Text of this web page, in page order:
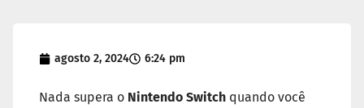
agosto 2, 2024 6:24 pm
Nada supera o Nintendo Switch quando você